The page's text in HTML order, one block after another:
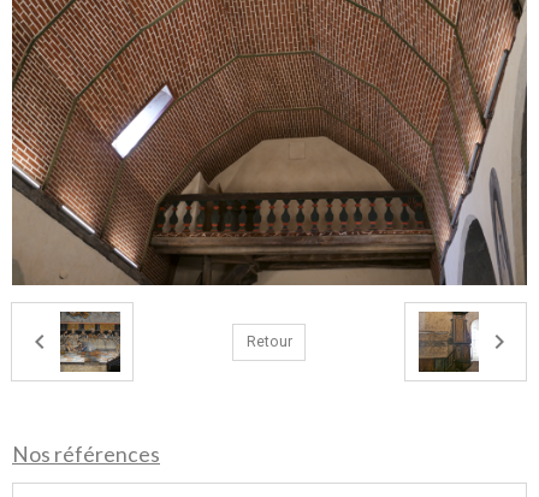
Retour
Nos références